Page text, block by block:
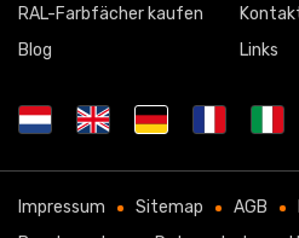
RAL-Farbfächer kaufen
Blog
Links
Impressum Sitemap AGB